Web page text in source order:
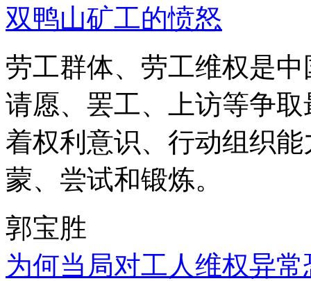
双鸭山矿工的愤怒
劳工群体、劳工维权是
请愿、罢工、上访等争
着权利意识、行动组织
蒙、尝试和锻炼。
郭宝胜
为何当局对工人维权异